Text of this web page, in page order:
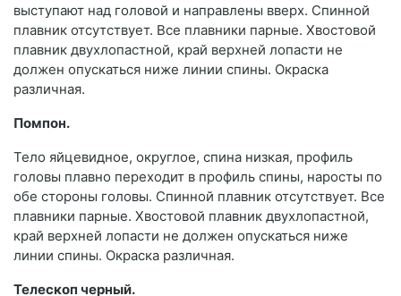
выступают над головой и направлены вверх. Спинной
плавник отсутствует. Все плавники парные. Хвостовой
плавник двухлопастной, край верхней лопасти не
должен опускаться ниже линии спины. Окраска
различная.
Помпон.
Тело яйцевидное, округлое, спина низкая, профиль
головы плавно переходит в профиль спины, наросты по
обе стороны головы. Спинной плавник отсутствует. Все
плавники парные. Хвостовой плавник двухлопастной,
край верхней лопасти не должен опускаться ниже
линии спины. Окраска различная.
Телескоп черный.